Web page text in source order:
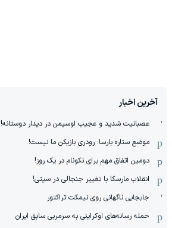
آخرین اخبار
عصبانیت شدید و عجیب اوسیمن در دیدار دوستانه!
موضع ستاره بارسا: رودری بازیکن ما نیست!
دومین اتفاق مهم برای نکونام در یک روز!
انقلاب مارسکا با تغییر جنجالی در سیتی!
جابجایی ناگهانی روی نیمکت تراکتور
حمله رسانه‌های اوکراینی به سرمربی سابق ایران